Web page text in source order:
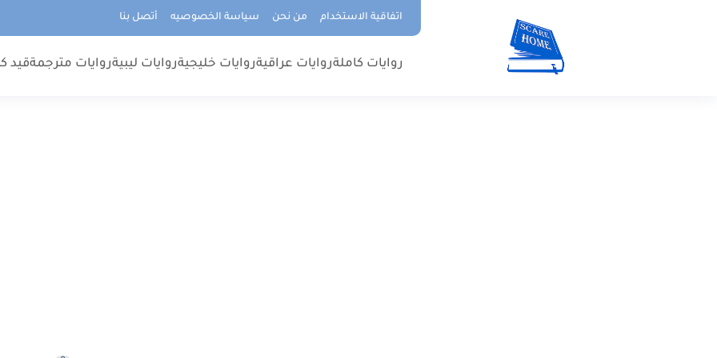
اتفاقية الاستخدام من نحن سياسة الخصوصيه أتصل بنا
روايات كاملةروايات عراقيةروايات خليجيةروايات ليبيةروايات مترجمةقيد